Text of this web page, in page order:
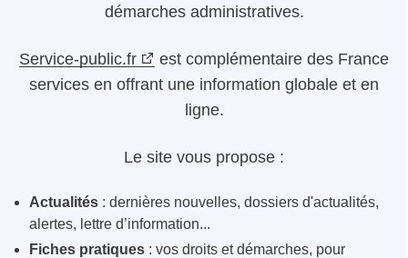
démarches administratives.
Service-public.fr
est complémentaire des France
services en offrant une information globale et en
ligne.
Le site vous propose :
Actualités : dernières nouvelles, dossiers d'actualités,
alertes, lettre d’information...
Fiches pratiques : vos droits et démarches, pour